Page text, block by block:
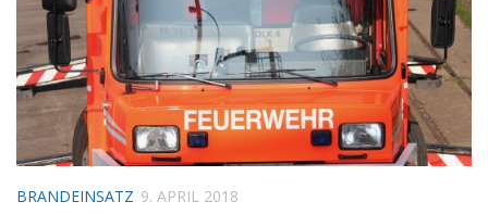
BRANDEINSATZ 9. APRIL 2018